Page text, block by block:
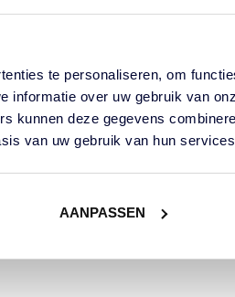
te personaliseren, om
informatie over uw gebruik van
kunnen deze gegevens
van uw gebruik van hun
AANPASSEN
+31